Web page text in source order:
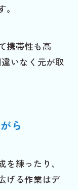
携帯性も高
いなく元が取
ら
練ったり、
げる作業はデ